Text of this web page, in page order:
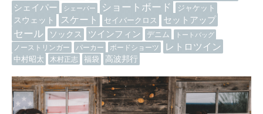
シェイパー シェーパー ショートボード ジャケット
スウェット スケート セイバークロス セットアップ
セール ソックス ツインフィン デニム トートバッグ
ノーストリンガー パーカー ボードショーツ レトロツイン
中村昭太 木村正志 福袋 高波邦行